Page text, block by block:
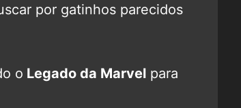
por gatinhos parecidos
o Legado da Marvel para